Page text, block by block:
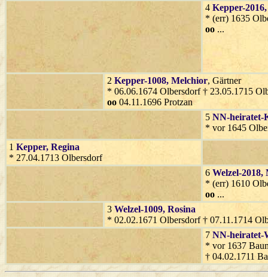
4 Kepper-2016
* (err) 1635
oo ...
2 Kepper-1008, Melchior, Gärtner
* 06.06.1674 Olbersdorf † 23.05.1715
oo 04.11.1696 Protzan
5 NN-heiratet-
* vor 1645
1 Kepper, Regina
* 27.04.1713 Olbersdorf
6 Welzel-2018,
* (err) 1610
oo ...
3 Welzel-1009, Rosina
* 02.02.1671 Olbersdorf † 07.11.1714
7 NN-heiratet-
* vor 1637
† 04.02.1711